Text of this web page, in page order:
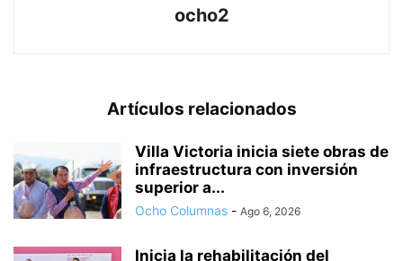
ocho2
Artículos relacionados
Villa Victoria inicia siete obras de
infraestructura con inversión
superior a...
Ocho Columnas - Ago 6, 2026
Inicia la rehabilitación del